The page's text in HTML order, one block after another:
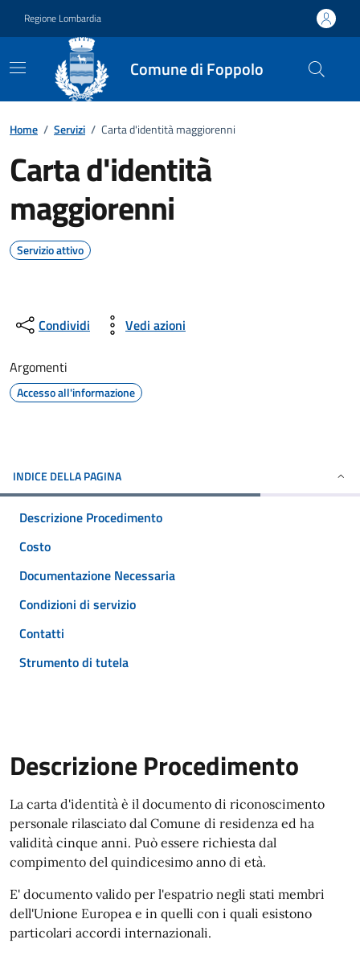
Regione Lombardia
Comune di Foppolo
Home / Servizi / Carta d'identità maggiorenni
Carta d'identità
maggiorenni
Servizio attivo
Condividi Vedi azioni
Argomenti
Accesso all'informazione
INDICE DELLA PAGINA
Descrizione Procedimento
Costo
Documentazione Necessaria
Condizioni di servizio
Contatti
Strumento di tutela
Descrizione Procedimento
La carta d'identità è il documento di riconoscimento
personale rilasciato dal Comune di residenza ed ha
validità cinque anni. Può essere richiesta dal
compimento del quindicesimo anno di età.
E' documento valido per l'espatrio negli stati membri
dell'Unione Europea e in quelli con i quali esistono
particolari accordi internazionali.